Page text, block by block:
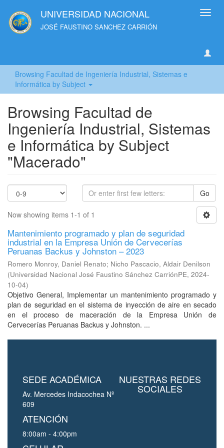
UNIVERSIDAD NACIONAL
JOSÉ FAUSTINO SANCHEZ CARRIÓN
Browsing Facultad de Ingeniería Industrial, Sistemas e
Informática by Subject
Browsing Facultad de
Ingeniería Industrial, Sistemas
e Informática by Subject
"Macerado"
Go
Now showing items 1-1 of 1
Mantenimiento programado y plan de seguridad
industrial en la Empresa Unión de Cervecerías
Peruanas Backus y Johnston – 2023
Romero Monroy, Daniel Renato; Nicho Pascacio, Aldair Denilson
(Universidad Nacional José Faustino Sánchez CarriónPE, 2024-
10-04)
Objetivo General, Implementar un mantenimiento programado y
plan de seguridad en el sistema de inyección de aire en secado
en el proceso de maceración de la Empresa Unión de
Cervecerías Peruanas Backus y Johnston. ...
SEDE ACADÉMICA
Av. Mercedes Indacochea Nº
609
ATENCIÓN
8:00am - 4:00pm
NUESTRAS REDES
SOCIALES